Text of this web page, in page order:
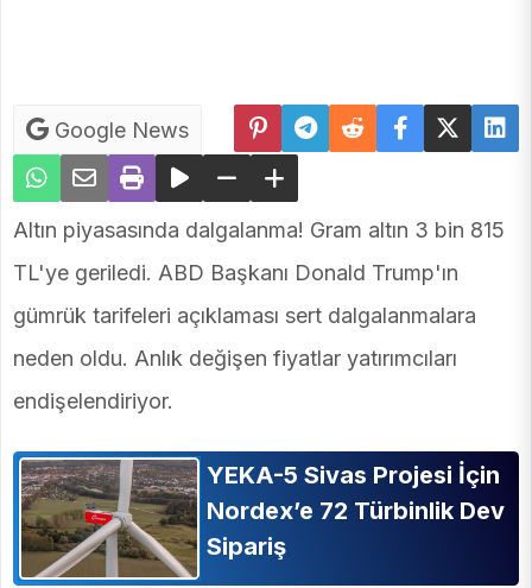
Google News
Altın piyasasında dalgalanma! Gram altın 3 bin 815
TL'ye geriledi. ABD Başkanı Donald Trump'ın
gümrük tarifeleri açıklaması sert dalgalanmalara
neden oldu. Anlık değişen fiyatlar yatırımcıları
endişelendiriyor.
YEKA-5 Sivas Projesi İçin
Nordex’e 72 Türbinlik Dev
Sipariş